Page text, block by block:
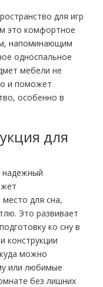
для игр
это комфортное
напоминающим
односпальное
мебели не
и поможет
особенно в
для
надежный
для сна,
Это развивает
ко сну в
конструкции
можно
или любимые
без лишних